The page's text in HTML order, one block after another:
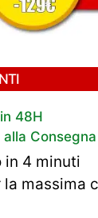
48H
Consegna
in 4 minuti
la massima